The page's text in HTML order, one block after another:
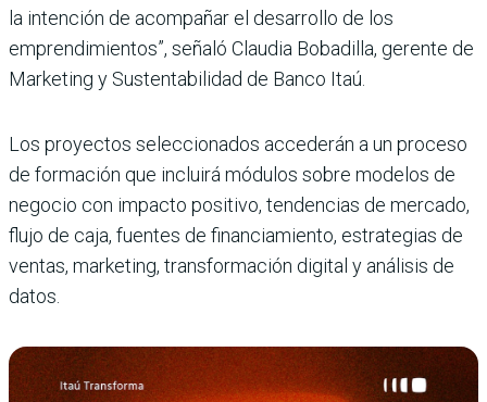
la intención de acompañar el desarrollo de los
emprendimientos”, señaló Claudia Bobadilla, gerente de
Marketing y Sustentabilidad de Banco Itaú.
Los proyectos seleccionados accederán a un proceso
de formación que incluirá módulos sobre modelos de
negocio con impacto positivo, tendencias de mercado,
flujo de caja, fuentes de financiamiento, estrategias de
ventas, marketing, transformación digital y análisis de
datos.